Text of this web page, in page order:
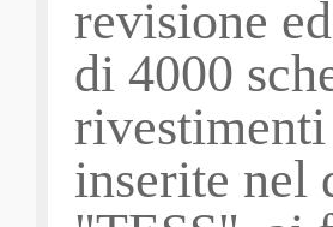
revisione
di 4000
inserite nel